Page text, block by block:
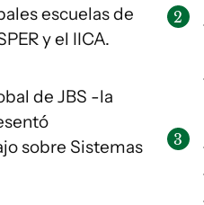
escuelas de
y el IICA.
de JBS -la
sobre Sistemas